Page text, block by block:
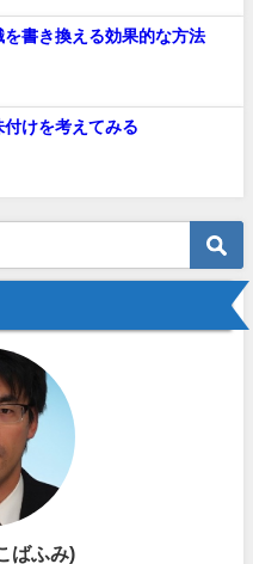
を書き換える効果的な方法
付けを考えてみる
ばふみ)